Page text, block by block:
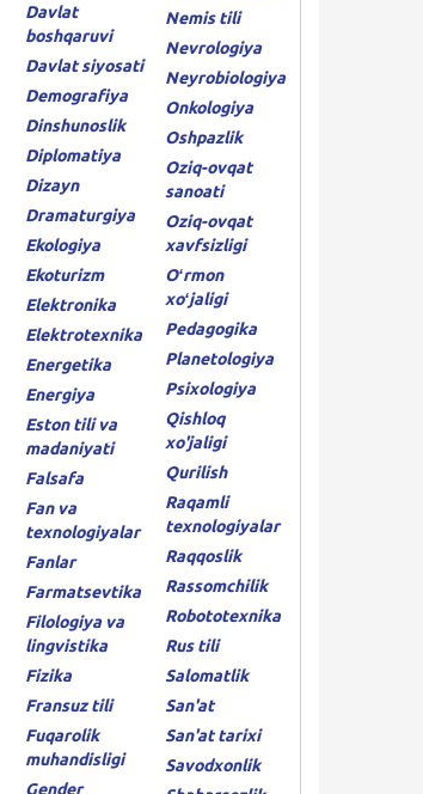
Davlat
boshqaruvi
Davlat siyosati
Demografiya
Dinshunoslik
Diplomatiya
Dizayn
Dramaturgiya
Ekologiya
Ekoturizm
Elektronika
Elektrotexnika
Energetika
Energiya
Eston tili va
madaniyati
Falsafa
Fan va
texnologiyalar
Fanlar
Farmatsevtika
Filologiya va
lingvistika
Fizika
Fransuz tili
Fuqarolik
muhandisligi
Gender
Nemis tili
Nevrologiya
Neyrobiologiya
Onkologiya
Oshpazlik
Oziq-ovqat
sanoati
Oziq-ovqat
xavfsizligi
Oʻrmon
xoʻjaligi
Pedagogika
Planetologiya
Psixologiya
Qishloq
xo'jaligi
Qurilish
Raqamli
texnologiyalar
Raqqoslik
Rassomchilik
Robototexnika
Rus tili
Salomatlik
San'at
San'at tarixi
Savodxonlik